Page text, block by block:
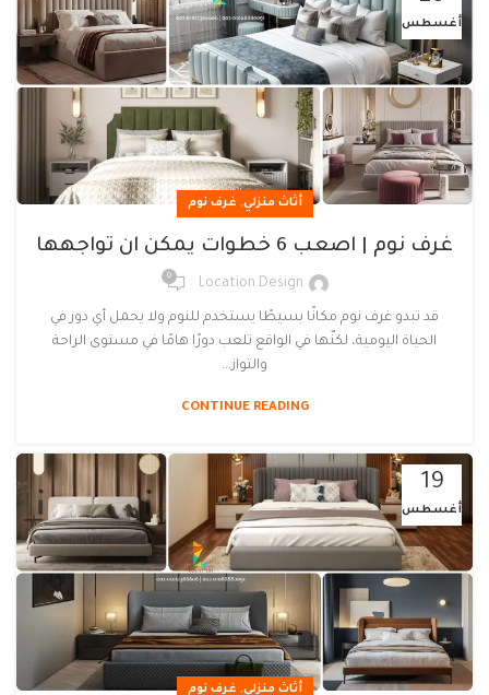
أغسطس
أثاث منزلي, غرف نوم
غرف نوم | اصعب 6 خطوات يمكن ان تواجهها
Location Design
0
قد تبدو غرف نوم مكانًا بسيطًا يستخدم للنوم ولا يحمل أي دور في
الحياة اليومية، لكنّها في الواقع تلعب دورًا هامًا في مستوى الراحة
والتواز...
CONTINUE READING
19
أغسطس
أثاث منزلي, غرف نوم